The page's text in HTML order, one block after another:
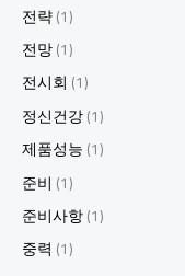
전략(1)
전망(1)
전시회 (1)
정신건강(1)
제품성능(1)
준비 (1)
준비사항(1)
중력 (1)